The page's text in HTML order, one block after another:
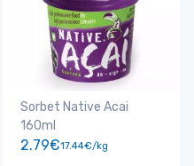
Sorbet Native Acai
160ml
2.79€17.44€/kg